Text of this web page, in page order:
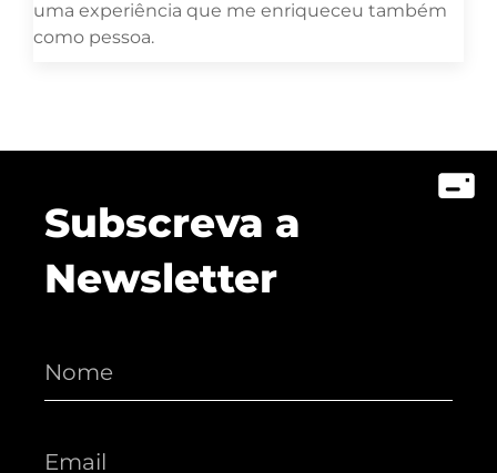
uma experiência que me enriqueceu também
como pessoa.
Subscreva a
Newsletter